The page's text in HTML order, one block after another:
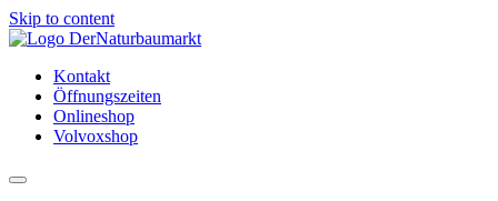
Skip to content
Kontakt
Öffnungszeiten
Onlineshop
Volvoxshop